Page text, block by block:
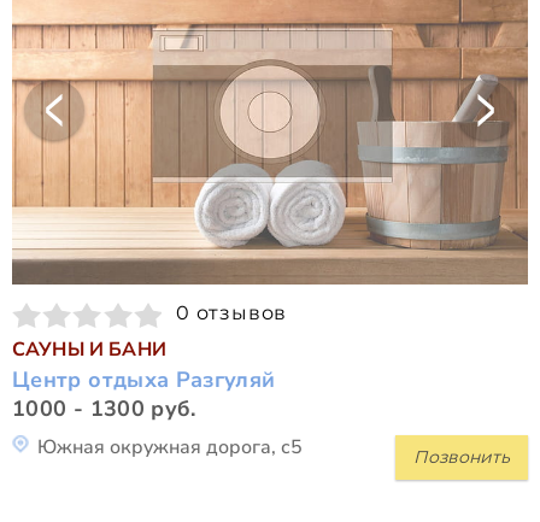
0 отзывов
САУНЫ И БАНИ
Центр отдыха Разгуляй
1000 - 1300 руб.
Позвонить
Южная окружная дорога, с5